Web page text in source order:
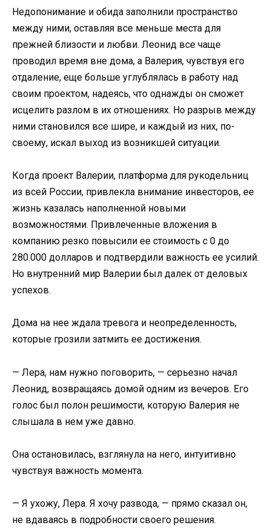
Недопонимание и обида заполнили пространство
между ними, оставляя все меньше места для
прежней близости и любви. Леонид все чаще
проводил время вне дома, а Валерия, чувствуя его
отдаление, еще больше углублялась в работу над
своим проектом, надеясь, что однажды он сможет
исцелить разлом в их отношениях. Но разрыв между
ними становился все шире, и каждый из них, по-
своему, искал выход из возникшей ситуации.
Когда проект Валерии, платформа для рукодельниц
из всей России, привлекла внимание инвесторов, ее
жизнь казалась наполненной новыми
возможностями. Привлеченные вложения в
компанию резко повысили ее стоимость с 0 до
280.000 долларов и подтвердили важность ее усилий.
Но внутренний мир Валерии был далек от деловых
успехов.
Дома на нее ждала тревога и неопределенность,
которые грозили затмить ее достижения.
— Лера, нам нужно поговорить, — серьезно начал
Леонид, возвращаясь домой одним из вечеров. Его
голос был полон решимости, которую Валерия не
слышала в нем уже давно.
Она остановилась, взглянула на него, интуитивно
чувствуя важность момента.
— Я ухожу, Лера. Я хочу развода, — прямо сказал он,
не вдаваясь в подробности своего решения.